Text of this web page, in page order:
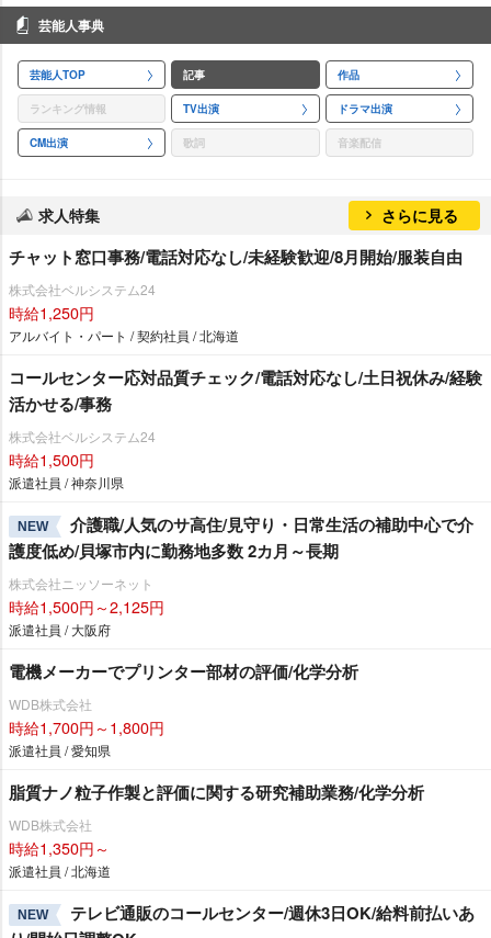
芸能人事典
芸能人TOP 記事 作品
ランキング情報 TV出演 ドラマ出演
CM出演 歌詞 音楽配信
求人特集 さらに見る
チャット窓口事務/電話対応なし/未経験歓迎/8月開始/服装自由
株式会社ベルシステム24
時給1,250円
アルバイト・パート / 契約社員 / 北海道
コールセンター応対品質チェック/電話対応なし/土日祝休み/経験
活かせる/事務
株式会社ベルシステム24
時給1,500円
派遣社員 / 神奈川県
NEW
介護職/人気のサ高住/見守り・日常生活の補助中心で介
護度低め/貝塚市内に勤務地多数 2カ月～長期
株式会社ニッソーネット
時給1,500円～2,125円
派遣社員 / 大阪府
電機メーカーでプリンター部材の評価/化学分析
WDB株式会社
時給1,700円～1,800円
派遣社員 / 愛知県
脂質ナノ粒子作製と評価に関する研究補助業務/化学分析
WDB株式会社
時給1,350円～
派遣社員 / 北海道
NEW
テレビ通販のコールセンター/週休3日OK/給料前払いあ